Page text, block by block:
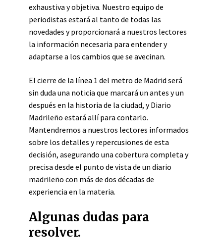
exhaustiva y objetiva. Nuestro equipo de
periodistas estará al tanto de todas las
novedades y proporcionará a nuestros lectores
la información necesaria para entender y
adaptarse a los cambios que se avecinan.
El cierre de la línea 1 del metro de Madrid será
sin duda una noticia que marcará un antes y un
después en la historia de la ciudad, y Diario
Madrileño estará allí para contarlo.
Mantendremos a nuestros lectores informados
sobre los detalles y repercusiones de esta
decisión, asegurando una cobertura completa y
precisa desde el punto de vista de un diario
madrileño con más de dos décadas de
experiencia en la materia.
Algunas dudas para
resolver.